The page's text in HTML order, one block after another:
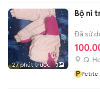
27 phút trước 3
Bộ nỉ
Đã sử
Q.
P Petite